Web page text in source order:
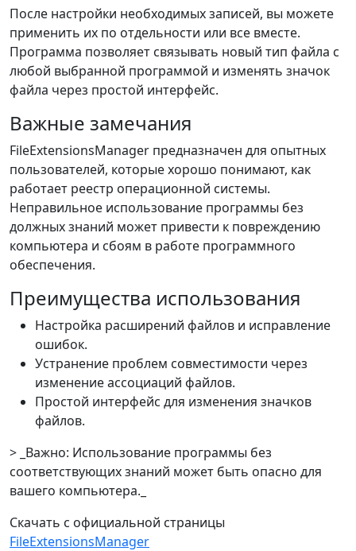
После настройки необходимых записей, вы можете
применить их по отдельности или все вместе.
Программа позволяет связывать новый тип файла с
любой выбранной программой и изменять значок
файла через простой интерфейс.
Важные замечания
FileExtensionsManager предназначен для опытных
пользователей, которые хорошо понимают, как
работает реестр операционной системы.
Неправильное использование программы без
должных знаний может привести к повреждению
компьютера и сбоям в работе программного
обеспечения.
Преимущества использования
Настройка расширений файлов и исправление
ошибок.
Устранение проблем совместимости через
изменение ассоциаций файлов.
Простой интерфейс для изменения значков
файлов.
> _Важно: Использование программы без
соответствующих знаний может быть опасно для
вашего компьютера._
Скачать с официальной страницы
FileExtensionsManager